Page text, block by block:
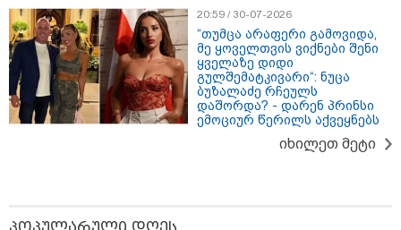
17:13 / 08-08-2026
"დასავლეთმა საქართველო ჩვენ წინააღმდეგ
გეოპოლიტიკური ბრძოლის უგუნურ იარაღად
გამოიყენა" - დიმიტრი მედვედევი
20:59 / 30-07-2026
“თუმცა არაფერი გამოვიდა,
მე ყოველთვის ვიქნები შენი
ყველაზე დიდი
გულშემატკივარი“: ნუცა
ბუზალაძე რჩეულს
დაშორდა? - დარენ პრინსი
ემოციურ წერილს აქვეყნებს
იხილეთ მეტი